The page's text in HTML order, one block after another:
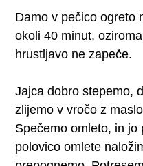
Damo v pečico ogreto
okoli 40 minut,
hrustljavo ne zapeče.
Jajca dobro stepemo,
zlijemo v vročo z
Spečemo omleto, in jo
polovico omlete